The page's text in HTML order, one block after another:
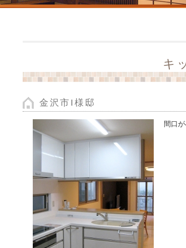
キ
金沢市I様邸
間口